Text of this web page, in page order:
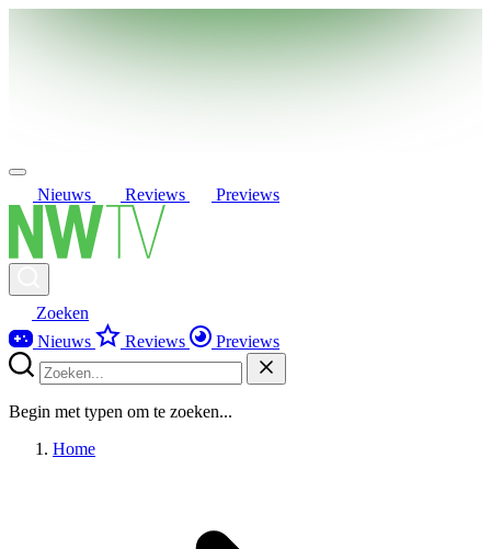
Nieuws Reviews Previews
Zoeken
Nieuws
Reviews Previews
Begin met typen om te zoeken...
Home